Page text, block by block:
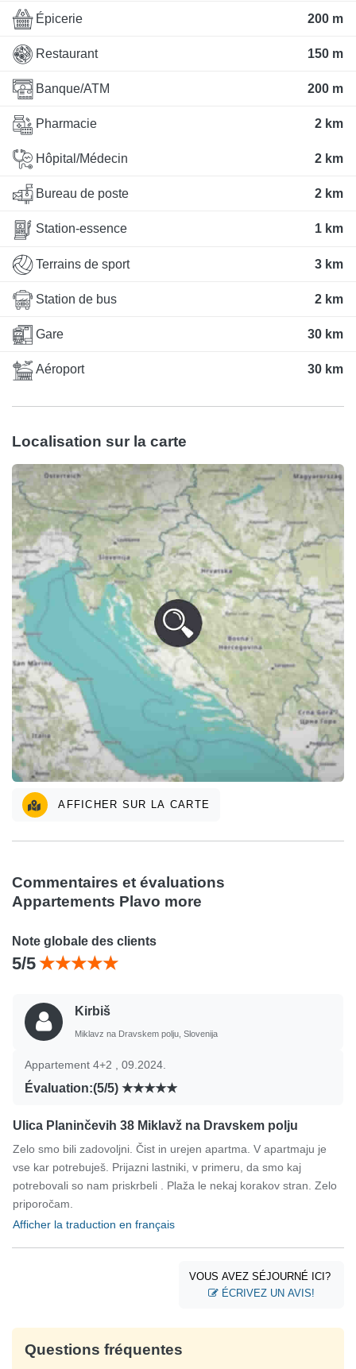
Épicerie 200 m
Restaurant 150 m
Banque/ATM 200 m
Pharmacie 2 km
Hôpital/Médecin 2 km
Bureau de poste 2 km
Station-essence 1 km
Terrains de sport 3 km
Station de bus 2 km
Gare 30 km
Aéroport 30 km
Localisation sur la carte
AFFICHER SUR LA CARTE
Commentaires et évaluations
Appartements Plavo more
Note globale des clients
5/5
Kirbiš
Miklavz na Dravskem polju, Slovenija
Appartement 4+2 , 09.2024.
Évaluation:(5/5)
Ulica Planinčevih 38 Miklavž na Dravskem polju
Zelo smo bili zadovoljni. Čist in urejen apartma. V apartmaju je
vse kar potrebuješ. Prijazni lastniki, v primeru, da smo kaj
potrebovali so nam priskrbeli . Plaža le nekaj korakov stran. Zelo
priporočam.
Afficher la traduction en français
VOUS AVEZ SÉJOURNÉ ICI?
ÉCRIVEZ UN AVIS!
Questions fréquentes